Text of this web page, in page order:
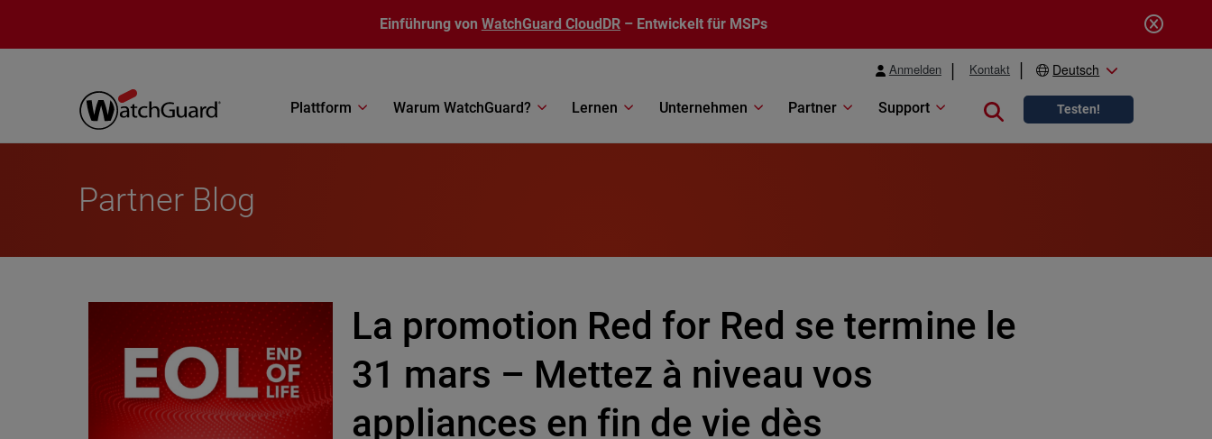
Einführung von WatchGuard CloudDR – Entwickelt für MSPs
Anmelden Kontakt Deutsch
Plattform Warum WatchGuard? Lernen Unternehmen Partner Support Close search
Testen!
Partner Blog
La promotion Red for Red se termine le
31 mars – Mettez à niveau vos
appliances en fin de vie dès